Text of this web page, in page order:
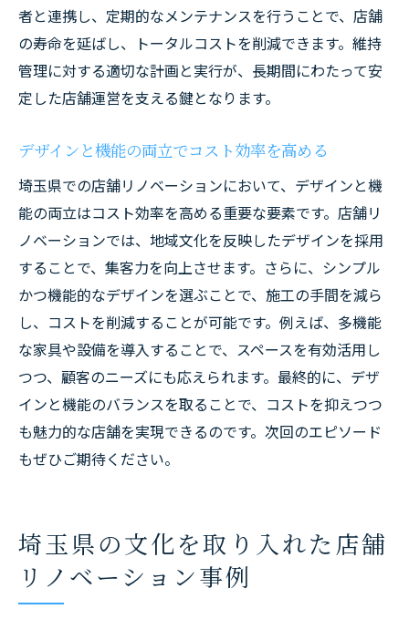
者と連携し、定期的なメンテナンスを行うことで、店舗
の寿命を延ばし、トータルコストを削減できます。維持
管理に対する適切な計画と実行が、長期間にわたって安
定した店舗運営を支える鍵となります。
デザインと機能の両立でコスト効率を高める
埼玉県での店舗リノベーションにおいて、デザインと機
能の両立はコスト効率を高める重要な要素です。店舗リ
ノベーションでは、地域文化を反映したデザインを採用
することで、集客力を向上させます。さらに、シンプル
かつ機能的なデザインを選ぶことで、施工の手間を減ら
し、コストを削減することが可能です。例えば、多機能
な家具や設備を導入することで、スペースを有効活用し
つつ、顧客のニーズにも応えられます。最終的に、デザ
インと機能のバランスを取ることで、コストを抑えつつ
も魅力的な店舗を実現できるのです。次回のエピソード
もぜひご期待ください。
埼玉県の文化を取り入れた店舗
リノベーション事例